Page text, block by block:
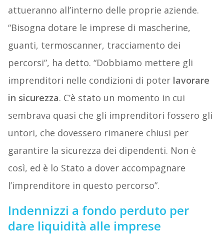
attueranno all’interno delle proprie aziende.
“Bisogna dotare le imprese di mascherine,
guanti, termoscanner, tracciamento dei
percorsi”, ha detto. “Dobbiamo mettere gli
imprenditori nelle condizioni di poter lavorare
in sicurezza. C’è stato un momento in cui
sembrava quasi che gli imprenditori fossero gli
untori, che dovessero rimanere chiusi per
garantire la sicurezza dei dipendenti. Non è
così, ed è lo Stato a dover accompagnare
l’imprenditore in questo percorso”.
Indennizzi a fondo perduto per
dare liquidità alle imprese